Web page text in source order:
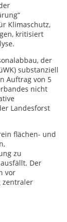
Klimaschutz,
kritisiert
der
substanziell
Auftrag von 5
nicht
Landesforst
flächen- und
zu
Der
vor
zentraler